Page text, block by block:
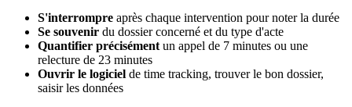
S'interrompre après chaque intervention pour noter la durée
Se souvenir du dossier concerné et du type d'acte
Quantifier précisément un appel de 7 minutes ou une
relecture de 23 minutes
Ouvrir le logiciel de time tracking, trouver le bon dossier,
saisir les données